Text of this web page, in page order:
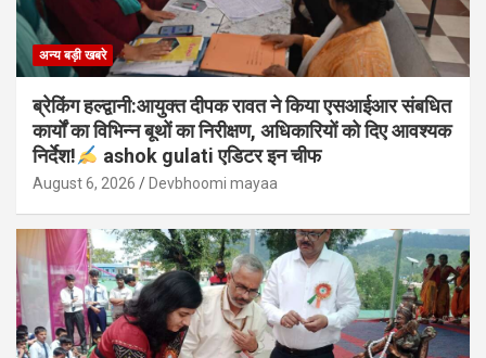
अन्य बड़ी खबरे
ब्रेकिंग हल्द्वानी:आयुक्त दीपक रावत ने किया एसआईआर संबधित
कार्यों का विभिन्न बूथों का निरीक्षण, अधिकारियों को दिए आवश्यक
निर्देश!
ashok gulati एडिटर इन चीफ
August 6, 2026 Devbhoomi mayaa